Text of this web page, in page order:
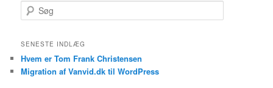
Søg
SENESTE INDLÆG
Hvem er Tom Frank Christensen
Migration af Vanvid.dk til WordPress